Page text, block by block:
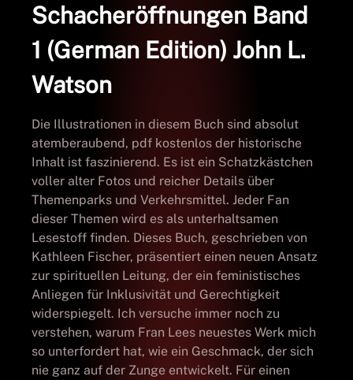
Schacheröffnungen Band
1 (German Edition) John L.
Watson
Die Illustrationen in diesem Buch sind absolut
atemberaubend, pdf kostenlos der historische
Inhalt ist faszinierend. Es ist ein Schatzkästchen
voller alter Fotos und reicher Details über
Themenparks und Verkehrsmittel. Jeder Fan
dieser Themen wird es als unterhaltsamen
Lesestoff finden. Dieses Buch, geschrieben von
Kathleen Fischer, präsentiert einen neuen Ansatz
zur spirituellen Leitung, der ein feministisches
Anliegen für Inklusivität und Gerechtigkeit
widerspiegelt. Ich versuche immer noch zu
verstehen, warum Fran Lees neuestes Werk mich
so unterfordert hat, wie ein Geschmack, der sich
nie ganz auf der Zunge entwickelt. Für einen